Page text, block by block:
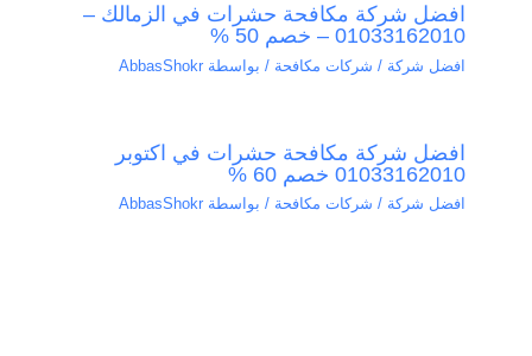
افضل شركة مكافحة حشرات في الزمالك –
01033162010 – خصم 50 %
افضل شركة / شركات مكافحة / بواسطة AbbasShokr
افضل شركة مكافحة حشرات في اكتوبر
01033162010 خصم 60 %
افضل شركة / شركات مكافحة / بواسطة AbbasShokr